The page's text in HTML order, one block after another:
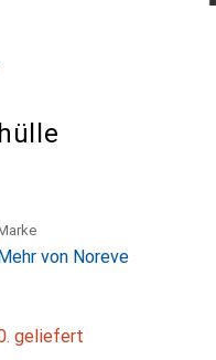
von Noreve
geliefert